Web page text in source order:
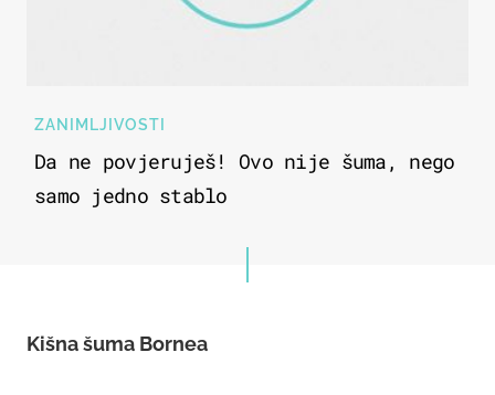
ZANIMLJIVOSTI
Da ne povjeruješ! Ovo nije šuma, nego
samo jedno stablo
Kišna šuma Bornea